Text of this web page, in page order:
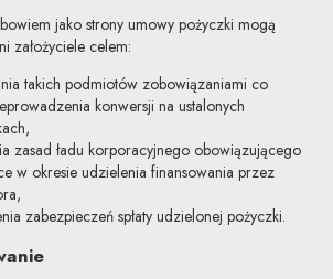
jako strony umowy pożyczki mogą
założyciele celem:
takich podmiotów zobowiązaniami co
konwersji na ustalonych
zasad ładu korporacyjnego obowiązującego
w okresie udzielenia finansowania przez
zabezpieczeń spłaty udzielonej pożyczki.